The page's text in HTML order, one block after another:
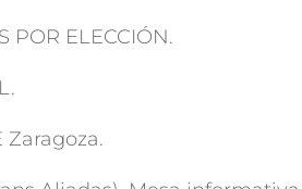
POR ELECCIÓN.
Zaragoza.